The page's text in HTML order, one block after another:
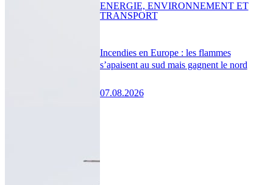
Incendies en Europe : les flammes
s’apaisent au sud mais gagnent le nord
07.08.2026
ENERGIE, ENVIRONNEMENT ET
TRANSPORT